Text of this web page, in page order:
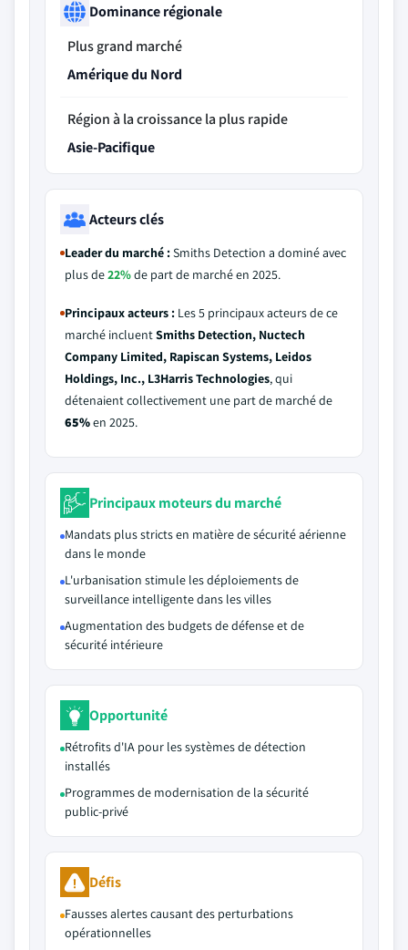
Dominance régionale
Plus grand marché
Amérique du Nord
Région à la croissance la plus rapide
Asie-Pacifique
Acteurs clés
Leader du marché :Smiths Detection a dominé avec
plus de22%de part de marché en 2025.
Principaux acteurs : Les 5 principaux acteurs de ce
marché incluentSmiths Detection, Nuctech
Company Limited, Rapiscan Systems, Leidos
Holdings, Inc., L3Harris Technologies, qui
détenaient collectivement une part de marché de
65%en 2025.
Principaux moteurs du marché
Mandats plus stricts en matière de sécurité aérienne
dans le monde
L'urbanisation stimule les déploiements de
surveillance intelligente dans les villes
Augmentation des budgets de défense et de
sécurité intérieure
Opportunité
Rétrofits d'IA pour les systèmes de détection
installés
Programmes de modernisation de la sécurité
public-privé
Défis
Fausses alertes causant des perturbations
opérationnelles